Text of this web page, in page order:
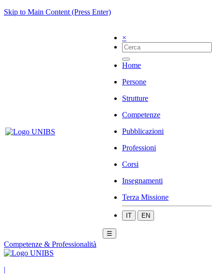
Skip to Main Content (Press Enter)
×
Home
Persone
Strutture
Competenze
Pubblicazioni
Professioni
Corsi
Insegnamenti
Terza Missione
IT EN
☰
Competenze & Professionalità
|